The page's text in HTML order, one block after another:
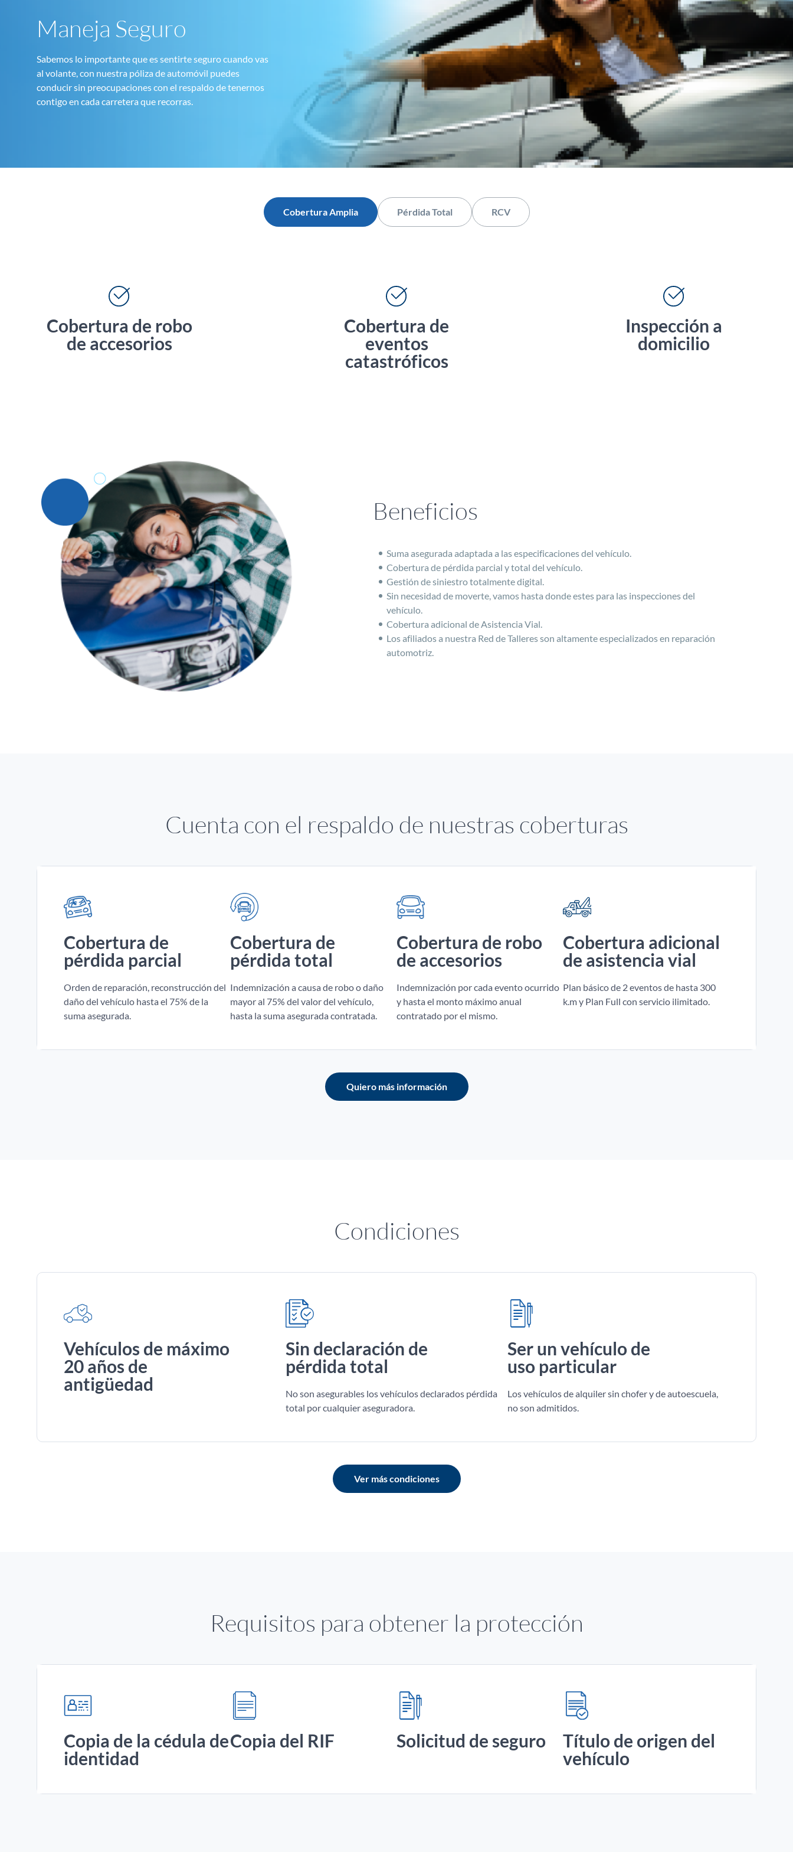
Maneja Seguro
Sabemos lo importante que es sentirte seguro cuando vas
al volante, con nuestra póliza de automóvil puedes
conducir sin preocupaciones con el respaldo de tenernos
contigo en cada carretera que recorras.
Cobertura Amplia Pérdida Total RCV
Cobertura de robo
de accesorios
Cobertura de
eventos
catastróficos
Inspección a
domicilio
Beneficios
Suma asegurada adaptada a las especificaciones del vehículo.
Cobertura de pérdida parcial y total del vehículo.
Gestión de siniestro totalmente digital.
Sin necesidad de moverte, vamos hasta donde estes para las inspecciones del
vehículo.
Cobertura adicional de Asistencia Vial.
Los afiliados a nuestra Red de Talleres son altamente especializados en reparación
automotriz.
Cuenta con el respaldo de nuestras coberturas
Cobertura de
pérdida parcial
Orden de reparación, reconstrucción del
daño del vehículo hasta el 75% de la
suma asegurada.
Cobertura de
pérdida total
Indemnización a causa de robo o daño
mayor al 75% del valor del vehículo,
hasta la suma asegurada contratada.
Cobertura de robo
de accesorios
Indemnización por cada evento ocurrido
y hasta el monto máximo anual
contratado por el mismo.
Cobertura adicional
de asistencia vial
Plan básico de 2 eventos de hasta 300
k.m y Plan Full con servicio ilimitado.
Quiero más información
Condiciones
Vehículos de máximo
20 años de
antigüedad
Sin declaración de
pérdida total
No son asegurables los vehículos declarados pérdida
total por cualquier aseguradora.
Ser un vehículo de
uso particular
Los vehículos de alquiler sin chofer y de autoescuela,
no son admitidos.
Ver más condiciones
Requisitos para obtener la protección
Copia de la cédula de
identidad
Copia del RIF Solicitud de seguro
Título de origen del
vehículo